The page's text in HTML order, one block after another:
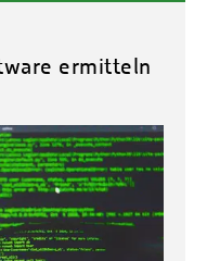
ermitteln